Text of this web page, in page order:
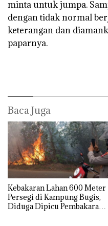
minta untuk jumpa.
dengan tidak normal
keterangan dan
paparnya.
Baca Juga
Kebakaran Lahan 600 Meter
Persegi di Kampung Bugis,
Diduga Dipicu Pembakaran